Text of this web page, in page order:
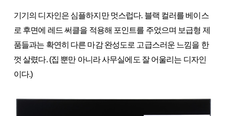
기기의 디자인은 심플하지만 멋스럽다. 블랙 컬러를 베이스
로 후면에 레드 써클을 적용해 포인트를 주었으며 보급형 제
품들과는 확연히 다른 마감 완성도로 고급스러운 느낌을 한
껏 살렸다. (집 뿐만 아니라 사무실에도 잘 어울리는 디자인
이다.)